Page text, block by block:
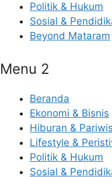
Politik & Hukum
Sosial &
Beyond Mataram
Menu 2
Beranda
Ekonomi & Bisnis
Hiburan &
Lifestyle &
Politik & Hukum
Sosial &